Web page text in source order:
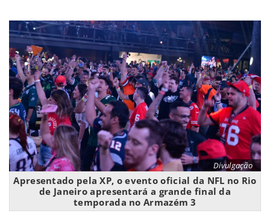
Divulgação
Apresentado pela XP, o evento oficial da NFL no Rio
de Janeiro apresentará a grande final da
temporada no Armazém 3